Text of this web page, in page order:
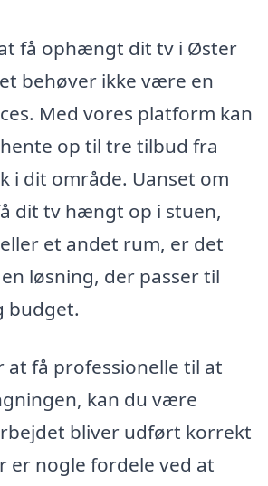
få ophængt dit tv i Øster
behøver ikke være en
Med vores platform kan
op til tre tilbud fra
i dit område. Uanset om
dit tv hængt op i stuen,
et andet rum, er det
løsning, der passer til
budget.
få professionelle til at
kan du være
bliver udført korrekt
er nogle fordele ved at